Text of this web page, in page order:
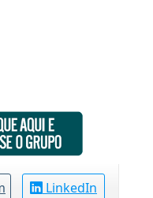
LinkedIn